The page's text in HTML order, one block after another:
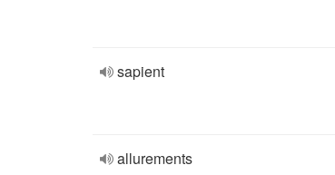
sapient
allurements